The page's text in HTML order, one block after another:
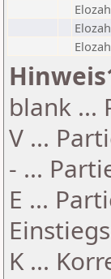
blank ...
V ...
- ...
E ...
K ...